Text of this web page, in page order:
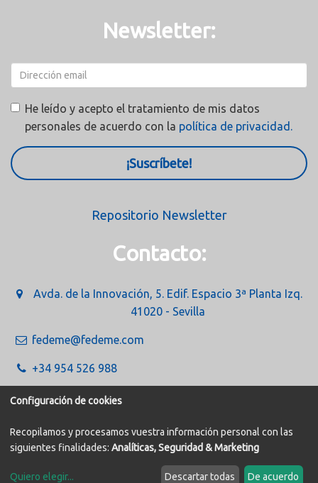
Newsletter:
He leído y acepto el tratamiento de mis datos
personales de acuerdo con la política de privacidad.
¡Suscríbete!
Repositorio Newsletter
Contacto:
Avda. de la Innovación, 5. Edif. Espacio 3ª Planta Izq.
41020 - Sevilla
fedeme@fedeme.com
+34 954 526 988
Configuración de cookies
Recopilamos y procesamos vuestra información personal con las
siguientes finalidades: Analíticas, Seguridad & Marketing
Quiero elegir... Descartar todas De acuerdo